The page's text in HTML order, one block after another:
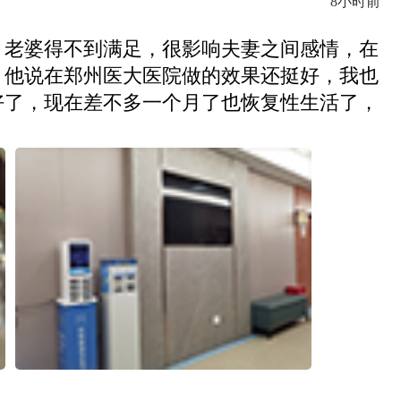
婆得不到满足，很影响夫妻之间感情，在
说在郑州医大医院做的效果还挺好，我也
，现在差不多一个月了也恢复性生活了，